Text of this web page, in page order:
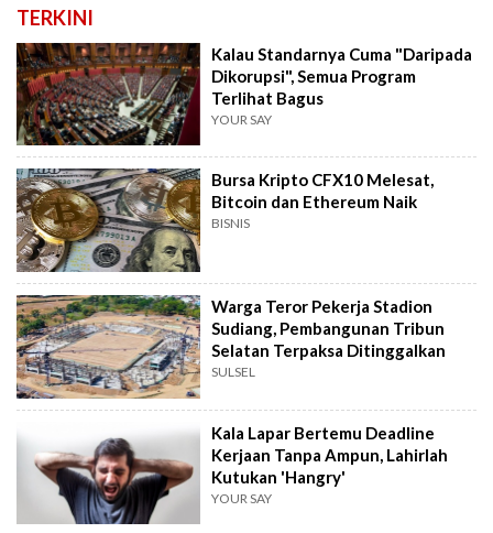
TERKINI
Kalau Standarnya Cuma "Daripada
Dikorupsi", Semua Program
Terlihat Bagus
YOUR SAY
Bursa Kripto CFX10 Melesat,
Bitcoin dan Ethereum Naik
BISNIS
Warga Teror Pekerja Stadion
Sudiang, Pembangunan Tribun
Selatan Terpaksa Ditinggalkan
SULSEL
Kala Lapar Bertemu Deadline
Kerjaan Tanpa Ampun, Lahirlah
Kutukan 'Hangry'
YOUR SAY